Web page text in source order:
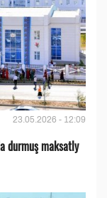
23.05.2026 - 12:09
durmuş maksatly